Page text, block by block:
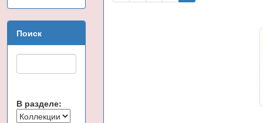
Поиск
В разделе: